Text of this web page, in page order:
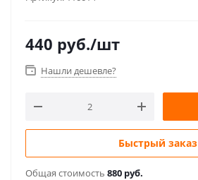
440 руб./шт
Нашли дешевле?
Быстрый заказ
Общая стоимость 880 руб.